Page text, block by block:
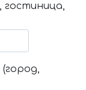
гостиница,